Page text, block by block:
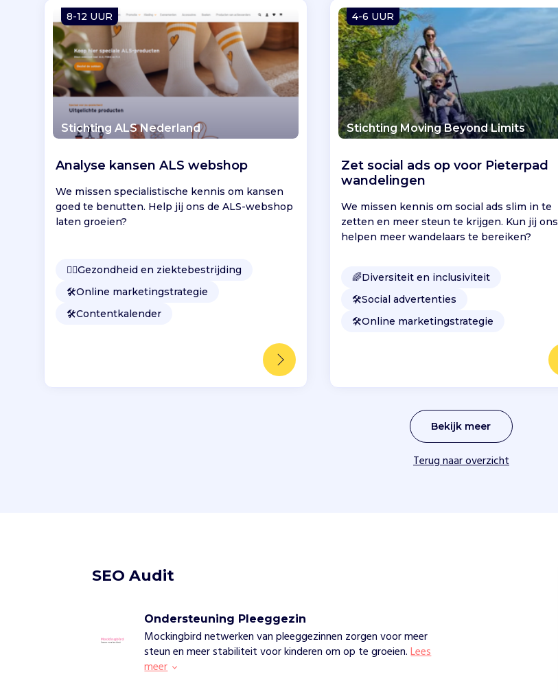
8-12 UUR
Stichting ALS Nederland
Analyse kansen ALS webshop
We missen specialistische kennis om kansen
goed te benutten. Help jij ons de ALS-webshop
laten groeien?
👩‍⚕️Gezondheid en ziektebestrijding
🛠️Online marketingstrategie
🛠️Contentkalender
4-6 UUR
Stichting Moving Beyond Limits
Zet social ads op voor Pieterpad
wandelingen
We missen kennis om social ads slim in te
zetten en meer steun te krijgen. Kun jij ons
helpen meer wandelaars te bereiken?
🌈Diversiteit en inclusiviteit
🛠️Social advertenties
🛠️Online marketingstrategie
Bekijk meer
Terug naar overzicht
SEO Audit
Ondersteuning Pleeggezin
Mockingbird netwerken van pleeggezinnen zorgen voor meer
steun en meer stabiliteit voor kinderen om op te groeien.Lees
meer